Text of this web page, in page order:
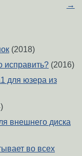
→
(2018)
исправить? (2016)
для юзера из
внешнего диска
во всех